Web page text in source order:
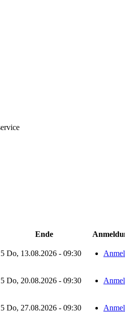
Ende
Do, 13.08.2026 - 09:30
Do, 20.08.2026 - 09:30
Do, 27.08.2026 - 09:30